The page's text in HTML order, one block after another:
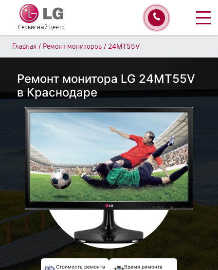
Сервисный центр
Главная / Ремонт мониторов / 24MT55V
Ремонт монитора LG 24MT55V
в Краснодаре
Стоимость ремонта Время ремонта